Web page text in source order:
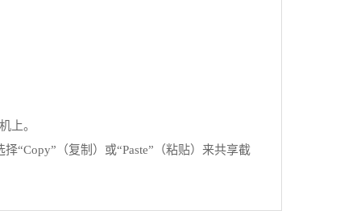
上。
“Copy”（复制）或“Paste”（粘贴）来共享截